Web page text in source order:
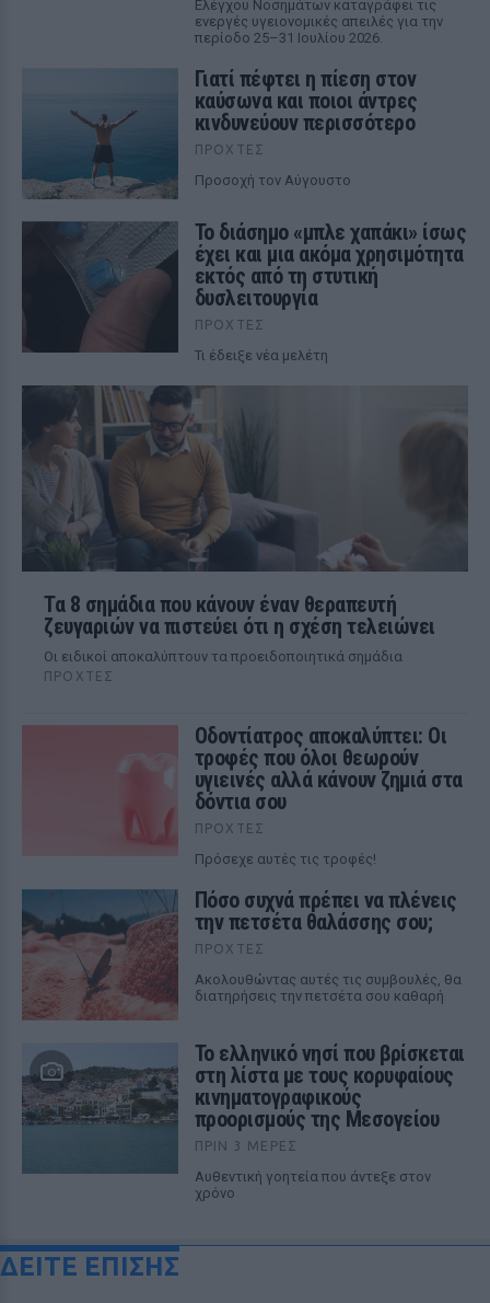
Ελέγχου Νοσημάτων καταγράφει τις
ενεργές υγειονομικές απειλές για την
περίοδο 25–31 Ιουλίου 2026.
Γιατί πέφτει η πίεση στον
καύσωνα και ποιοι άντρες
κινδυνεύουν περισσότερο
ΠΡΟΧΤΈΣ
Προσοχή τον Αύγουστο
Το διάσημο «μπλε χαπάκι» ίσως
έχει και μια ακόμα χρησιμότητα
εκτός από τη στυτική
δυσλειτουργία
ΠΡΟΧΤΈΣ
Τι έδειξε νέα μελέτη
Τα 8 σημάδια που κάνουν έναν θεραπευτή
ζευγαριών να πιστεύει ότι η σχέση τελειώνει
Οι ειδικοί αποκαλύπτουν τα προειδοποιητικά σημάδια
ΠΡΟΧΤΈΣ
Οδοντίατρος αποκαλύπτει: Οι
τροφές που όλοι θεωρούν
υγιεινές αλλά κάνουν ζημιά στα
δόντια σου
ΠΡΟΧΤΈΣ
Πρόσεχε αυτές τις τροφές!
Πόσο συχνά πρέπει να πλένεις
την πετσέτα θαλάσσης σου;
ΠΡΟΧΤΈΣ
Ακολουθώντας αυτές τις συμβουλές, θα
διατηρήσεις την πετσέτα σου καθαρή
Το ελληνικό νησί που βρίσκεται
στη λίστα με τους κορυφαίους
κινηματογραφικούς
προορισμούς της Μεσογείου
ΠΡΙΝ 3 ΜΈΡΕΣ
Αυθεντική γοητεία που άντεξε στον
χρόνο
ΔΕΙΤΕ ΕΠΙΣΗΣ